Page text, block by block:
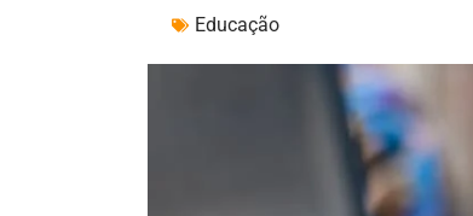
Educação